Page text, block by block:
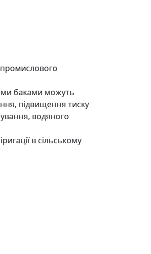
баками можуть
підвищення тиску
водяного
в сільському